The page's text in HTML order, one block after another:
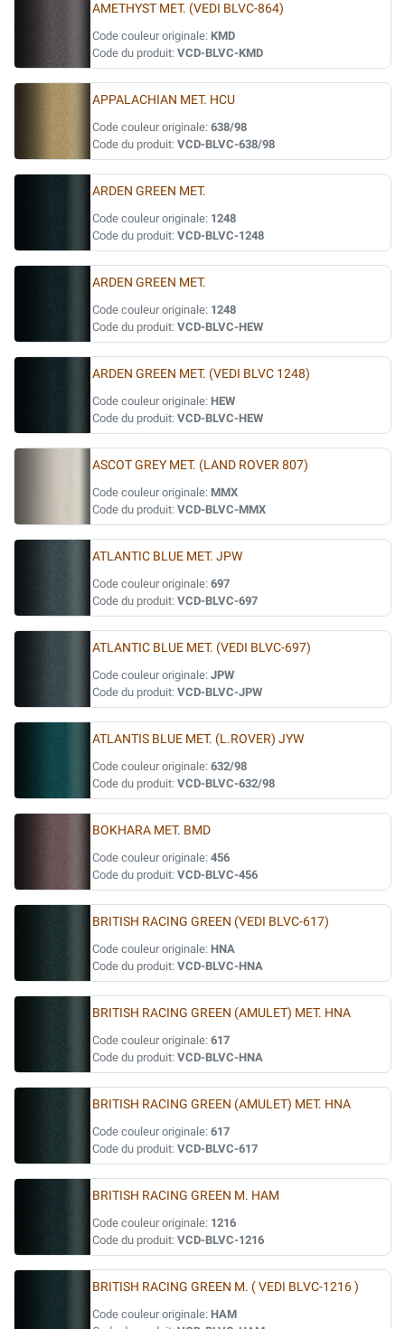
AMETHYST MET. (VEDI BLVC-864)
Code couleur originale: KMD
Code du produit: VCD-BLVC-KMD
APPALACHIAN MET. HCU
Code couleur originale: 638/98
Code du produit: VCD-BLVC-638/98
ARDEN GREEN MET.
Code couleur originale: 1248
Code du produit: VCD-BLVC-1248
ARDEN GREEN MET.
Code couleur originale: 1248
Code du produit: VCD-BLVC-HEW
ARDEN GREEN MET. (VEDI BLVC 1248)
Code couleur originale: HEW
Code du produit: VCD-BLVC-HEW
ASCOT GREY MET. (LAND ROVER 807)
Code couleur originale: MMX
Code du produit: VCD-BLVC-MMX
ATLANTIC BLUE MET. JPW
Code couleur originale: 697
Code du produit: VCD-BLVC-697
ATLANTIC BLUE MET. (VEDI BLVC-697)
Code couleur originale: JPW
Code du produit: VCD-BLVC-JPW
ATLANTIS BLUE MET. (L.ROVER) JYW
Code couleur originale: 632/98
Code du produit: VCD-BLVC-632/98
BOKHARA MET. BMD
Code couleur originale: 456
Code du produit: VCD-BLVC-456
BRITISH RACING GREEN (VEDI BLVC-617)
Code couleur originale: HNA
Code du produit: VCD-BLVC-HNA
BRITISH RACING GREEN (AMULET) MET. HNA
Code couleur originale: 617
Code du produit: VCD-BLVC-HNA
BRITISH RACING GREEN (AMULET) MET. HNA
Code couleur originale: 617
Code du produit: VCD-BLVC-617
BRITISH RACING GREEN M. HAM
Code couleur originale: 1216
Code du produit: VCD-BLVC-1216
BRITISH RACING GREEN M. ( VEDI BLVC-1216 )
Code couleur originale: HAM